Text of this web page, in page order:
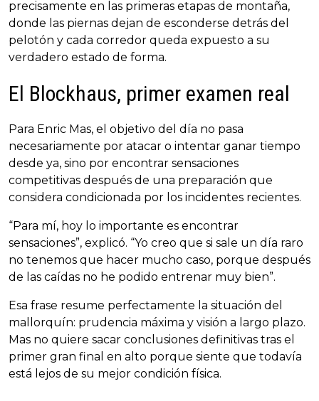
precisamente en las primeras etapas de montaña,
donde las piernas dejan de esconderse detrás del
pelotón y cada corredor queda expuesto a su
verdadero estado de forma.
El Blockhaus, primer examen real
Para Enric Mas, el objetivo del día no pasa
necesariamente por atacar o intentar ganar tiempo
desde ya, sino por encontrar sensaciones
competitivas después de una preparación que
considera condicionada por los incidentes recientes.
“Para mí, hoy lo importante es encontrar
sensaciones”, explicó. “Yo creo que si sale un día raro
no tenemos que hacer mucho caso, porque después
de las caídas no he podido entrenar muy bien”.
Esa frase resume perfectamente la situación del
mallorquín: prudencia máxima y visión a largo plazo.
Mas no quiere sacar conclusiones definitivas tras el
primer gran final en alto porque siente que todavía
está lejos de su mejor condición física.